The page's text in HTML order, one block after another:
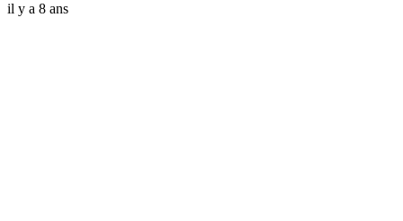
il y a 8 ans